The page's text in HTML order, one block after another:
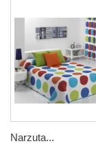
Narzuta...